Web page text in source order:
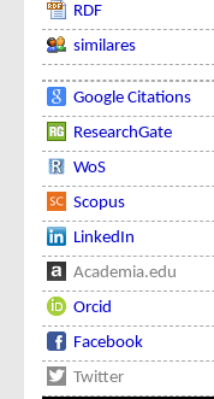
RDF
similares
Google Citations
ResearchGate
WoS
Scopus
LinkedIn
Academia.edu
Orcid
Facebook
Twitter